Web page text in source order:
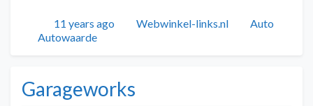
Geplaatst
11 years ago Auteur
Webwinkel-links.nl Categorieën
Auto
Tags
Autowaarde
Garageworks